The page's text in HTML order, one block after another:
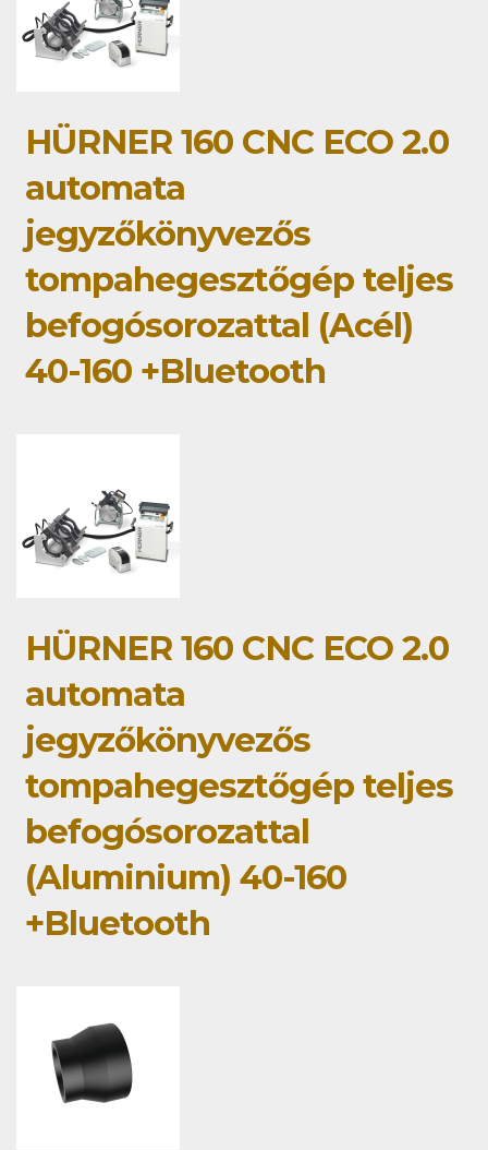
HÜRNER 160 CNC ECO 2.0
automata
jegyzőkönyvezős
tompahegesztőgép teljes
befogósorozattal (Acél)
40-160 +Bluetooth
HÜRNER 160 CNC ECO 2.0
automata
jegyzőkönyvezős
tompahegesztőgép teljes
befogósorozattal
(Aluminium) 40-160
+Bluetooth